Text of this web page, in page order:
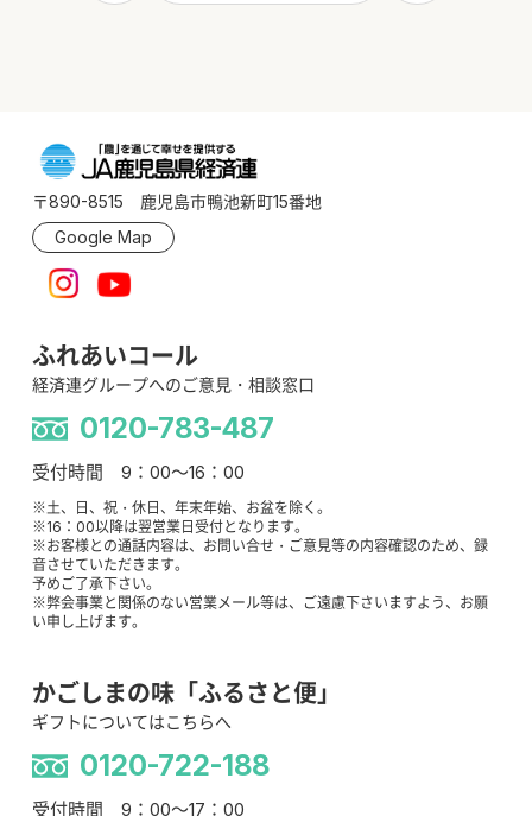
〒890-8515 鹿児島市鴨池新町15番地
Google Map
ふれあいコール
経済連グループへのご意見・相談窓口
0120-783-487
受付時間 9：00～16：00
※土、日、祝・休日、年末年始、お盆を除く。
※16：00以降は翌営業日受付となります。
※お客様との通話内容は、お問い合せ・ご意見等の内容確認のため、録
音させていただきます。
予めご了承下さい。
※弊会事業と関係のない営業メール等は、ご遠慮下さいますよう、お願
い申し上げます。
かごしまの味「ふるさと便」
ギフトについてはこちらへ
0120-722-188
受付時間 9：00～17：00